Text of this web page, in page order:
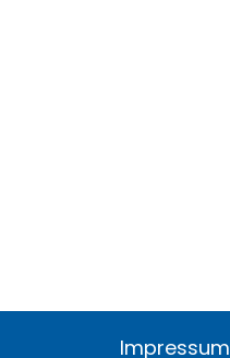
Impressum